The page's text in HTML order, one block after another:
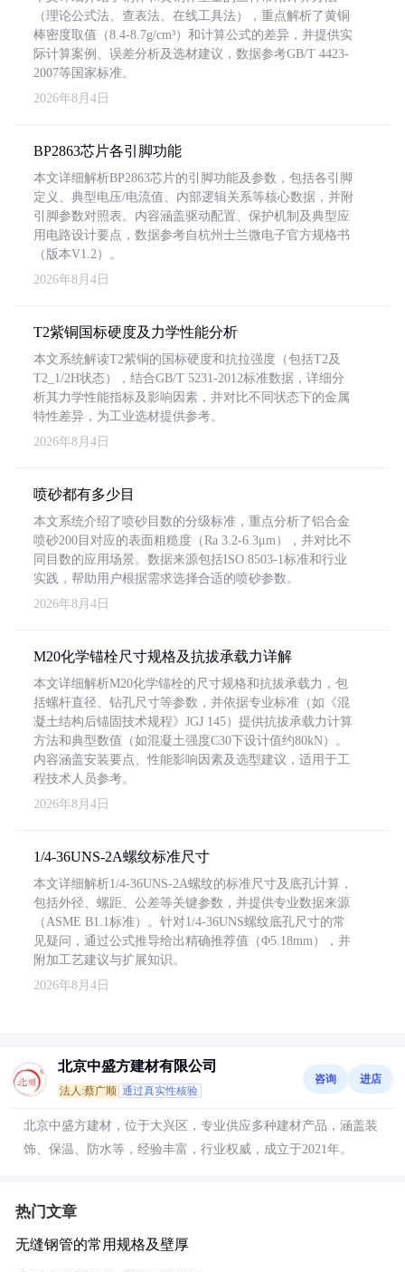
（理论公式法、查表法、在线工具法），重点解析了黄铜
棒密度取值（8.4-8.7g/cm³）和计算公式的差异，并提供实
际计算案例、误差分析及选材建议，数据参考GB/T 4423-
2007等国家标准。
2026年8月4日
BP2863芯片各引脚功能
本文详细解析BP2863芯片的引脚功能及参数，包括各引脚
定义、典型电压/电流值、内部逻辑关系等核心数据，并附
引脚参数对照表。内容涵盖驱动配置、保护机制及典型应
用电路设计要点，数据参考自杭州士兰微电子官方规格书
（版本V1.2）。
2026年8月4日
T2紫铜国标硬度及力学性能分析
本文系统解读T2紫铜的国标硬度和抗拉强度（包括T2及
T2_1/2H状态），结合GB/T 5231-2012标准数据，详细分
析其力学性能指标及影响因素，并对比不同状态下的金属
特性差异，为工业选材提供参考。
2026年8月4日
喷砂都有多少目
本文系统介绍了喷砂目数的分级标准，重点分析了铝合金
喷砂200目对应的表面粗糙度（Ra 3.2-6.3μm），并对比不
同目数的应用场景。数据来源包括ISO 8503-1标准和行业
实践，帮助用户根据需求选择合适的喷砂参数。
2026年8月4日
M20化学锚栓尺寸规格及抗拔承载力详解
本文详细解析M20化学锚栓的尺寸规格和抗拔承载力，包
括螺杆直径、钻孔尺寸等参数，并依据专业标准（如《混
凝土结构后锚固技术规程》JGJ 145）提供抗拔承载力计算
方法和典型数值（如混凝土强度C30下设计值约80kN）。
内容涵盖安装要点、性能影响因素及选型建议，适用于工
程技术人员参考。
2026年8月4日
1/4-36UNS-2A螺纹标准尺寸
本文详细解析1/4-36UNS-2A螺纹的标准尺寸及底孔计算，
包括外径、螺距、公差等关键参数，并提供专业数据来源
（ASME B1.1标准）。针对1/4-36UNS螺纹底孔尺寸的常
见疑问，通过公式推导给出精确推荐值（Φ5.18mm），并
附加工艺建议与扩展知识。
2026年8月4日
北京中盛方建材有限公司
法人:蔡广顺 通过真实性核验
咨询 进店
北京中盛方建材，位于大兴区，专业供应多种建材产品，涵盖装
饰、保温、防水等，经验丰富，行业权威，成立于2021年。
热门文章
无缝钢管的常用规格及壁厚